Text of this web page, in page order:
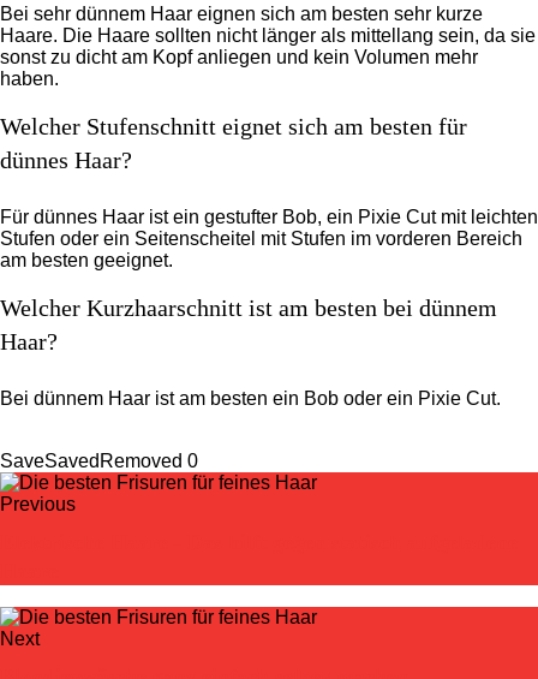
Bei sehr dünnem Haar eignen sich am besten sehr kurze
Haare. Die Haare sollten nicht länger als mittellang sein, da sie
sonst zu dicht am Kopf anliegen und kein Volumen mehr
haben.
Welcher Stufenschnitt eignet sich am besten für
dünnes Haar?
Für dünnes Haar ist ein gestufter Bob, ein Pixie Cut mit leichten
Stufen oder ein Seitenscheitel mit Stufen im vorderen Bereich
am besten geeignet.
Welcher Kurzhaarschnitt ist am besten bei dünnem
Haar?
Bei dünnem Haar ist am besten ein Bob oder ein Pixie Cut.
SaveSaved Removed 0
Previous
Next